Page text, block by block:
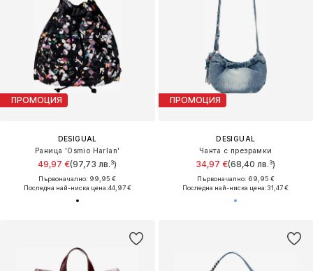
ПРОМОЦИЯ
DESIGUAL
Раница 'Osmio Harlan'
49,97 €(97,73 лв.³)
Първоначално: 99,95 €
Последна най-ниска цена:44,97 €
ПРОМОЦИЯ
DESIGUAL
Чанта с презрамки
34,97 €(68,40 лв.³)
Първоначално: 69,95 €
Последна най-ниска цена:31,47 €